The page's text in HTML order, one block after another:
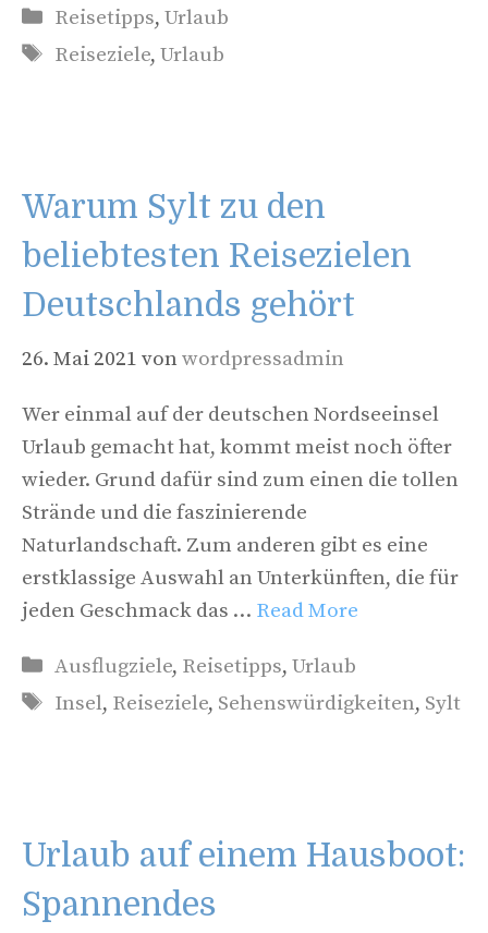
Kategorien
Reisetipps,Urlaub
Schlagwörter
Reiseziele,Urlaub
Warum Sylt zu den
beliebtesten Reisezielen
Deutschlands gehört
26. Mai 2021 von wordpressadmin
Wer einmal auf der deutschen Nordseeinsel
Urlaub gemacht hat, kommt meist noch öfter
wieder. Grund dafür sind zum einen die tollen
Strände und die faszinierende
Naturlandschaft. Zum anderen gibt es eine
erstklassige Auswahl an Unterkünften, die für
jeden Geschmack das … Read More
Kategorien
Ausflugziele, Reisetipps,Urlaub
Schlagwörter
Insel, Reiseziele, Sehenswürdigkeiten, Sylt
Urlaub auf einem Hausboot:
Spannendes